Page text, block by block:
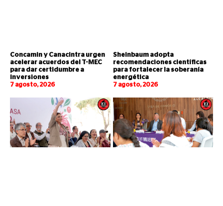
Concamin y Canacintra urgen
acelerar acuerdos del T-MEC
para dar certidumbre a
inversiones
7 agosto, 2026
Sheinbaum adopta
recomendaciones científicas
para fortalecer la soberanía
energética
7 agosto, 2026